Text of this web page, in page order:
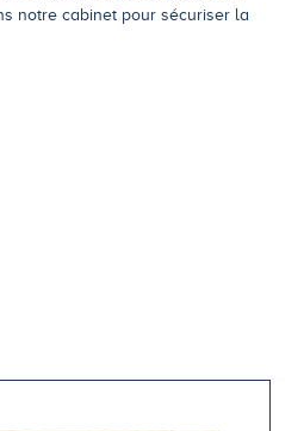
notre cabinet pour sécuriser la